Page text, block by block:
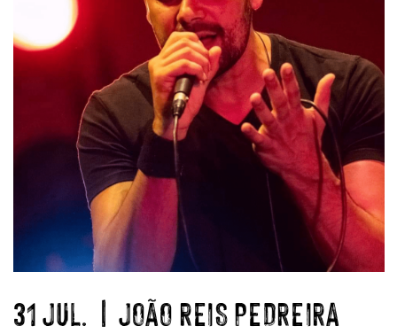
31 JUL. | JOÃO REIS PEDREIRA